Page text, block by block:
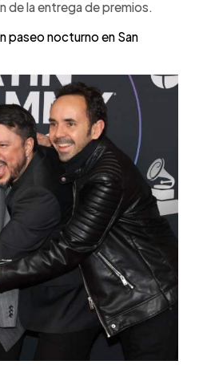
de la entrega de premios.
paseo nocturno en San